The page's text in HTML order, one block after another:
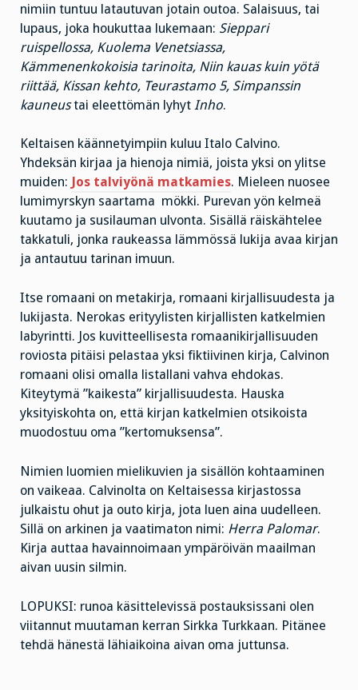
nimiin tuntuu latautuvan jotain outoa. Salaisuus, tai
lupaus, joka houkuttaa lukemaan: Sieppari
ruispellossa, Kuolema Venetsiassa,
Kämmenenkokoisia tarinoita, Niin kauas kuin yötä
riittää, Kissan kehto, Teurastamo 5, Simpanssin
kauneustai eleettömän lyhyt Inho.
Keltaisen käännetyimpiin kuluu Italo Calvino.
Yhdeksän kirjaa ja hienoja nimiä, joista yksi on ylitse
muiden:
Jos talviyönä matkamies. Mieleen nuosee
lumimyrskyn saartama mökki. Purevan yön kelmeä
kuutamo ja susilauman ulvonta. Sisällä räiskähtelee
takkatuli, jonka raukeassa lämmössä lukija avaa kirjan
ja antautuu tarinan imuun.
Itse romaani on metakirja, romaani kirjallisuudesta ja
lukijasta. Nerokas erityylisten kirjallisten katkelmien
labyrintti. Jos kuvitteellisesta romaanikirjallisuuden
roviosta pitäisi pelastaa yksi fiktiivinen kirja, Calvinon
romaani olisi omalla listallani vahva ehdokas.
Kiteytymä ”kaikesta” kirjallisuudesta. Hauska
yksityiskohta on, että kirjan katkelmien otsikoista
muodostuu oma ”kertomuksensa”.
Nimien luomien mielikuvien ja sisällön kohtaaminen
on vaikeaa. Calvinolta on Keltaisessa kirjastossa
julkaistu ohut ja outo kirja, jota luen aina uudelleen.
Sillä on arkinen ja vaatimaton nimi: Herra Palomar.
Kirja auttaa havainnoimaan ympäröivän maailman
aivan uusin silmin.
LOPUKSI: runoa käsittelevissä postauksissani olen
viitannut muutaman kerran Sirkka Turkkaan. Pitänee
tehdä hänestä lähiaikoina aivan oma juttunsa.